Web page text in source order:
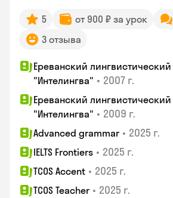
5 от 900 ₽ за урок
3 отзыва
Ереванский
"Интелингва" • 2007 г.
Ереванский
"Интелингва" • 2009 г.
Advanced grammar • 2025 г.
IELTS Frontiers • 2025 г.
TCOS Accent • 2025 г.
TCOS Teacher • 2025 г.